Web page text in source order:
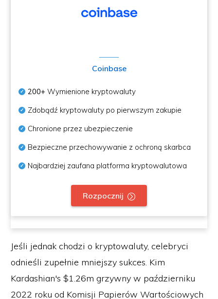
Coinbase
200+ Wymienione kryptowaluty
Zdobądź kryptowaluty po pierwszym zakupie
Chronione przez ubezpieczenie
Bezpieczne przechowywanie z ochroną skarbca
Najbardziej zaufana platforma kryptowalutowa
Rozpocznij
Jeśli jednak chodzi o kryptowaluty, celebryci
odnieśli zupełnie mniejszy sukces. Kim
Kardashian's $1.26m grzywny w październiku
2022 roku od Komisji Papierów Wartościowych